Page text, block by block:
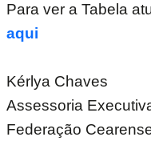
Para ver a Tabela
aqui
Kérlya Chaves
Assessoria
Federação